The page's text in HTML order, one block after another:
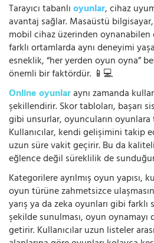
Tarayıcı tabanlıoyunlar, cihaz
avantaj sağlar. Masaüstü
mobil cihaz üzerinden oynanabilen
farklı ortamlarda aynı deneyimi
esneklik, “her yerden oyun oyna”
önemli bir faktördür. 📱💻
Online oyunlaraynı zamanda
şekillendirir. Skor tabloları, başarı
gibi unsurlar, oyuncuların
Kullanıcılar, kendi gelişimini takip
uzun süre vakit geçirir. Bu da
eğlence değil süreklilik de
Kategorilere ayrılmış oyun yapısı,
oyun türüne zahmetsizce
yarış ya da zeka oyunları gibi
şekilde sunulması, oyun
getirir. Kullanıcılar uzun listeler